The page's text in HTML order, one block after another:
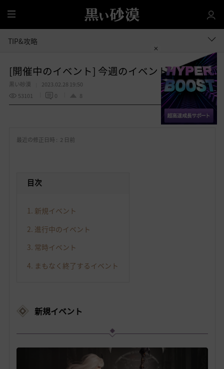
全
体
TIP&攻略
[開催中のイベント] 今週のイベントは？
黒い砂漠
2023.02.28 19:50
53101
0 8
お 共有する
最近の修正日時 : 2 日前
目次
1. 新規イベント
2. 進行中のイベント
3. 常時イベント
4. まもなく終了するイベント
新規イベント